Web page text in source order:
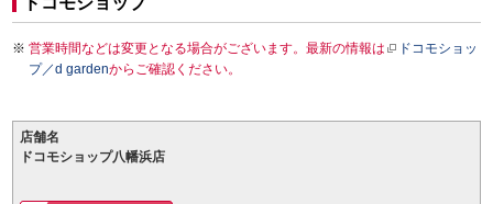
営業時間などは変更となる場合がございます。最新の情報は
ドコモショッ
プ／d gardenからご確認ください。
店舗名
ドコモショップ八幡浜店